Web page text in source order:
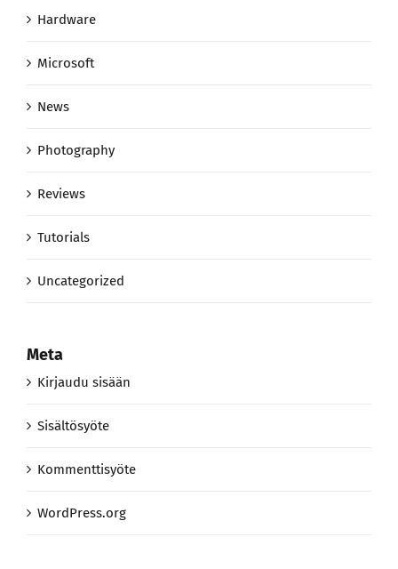
Hardware
Microsoft
News
Photography
Reviews
Tutorials
Uncategorized
Meta
Kirjaudu sisään
Sisältösyöte
Kommenttisyöte
WordPress.org